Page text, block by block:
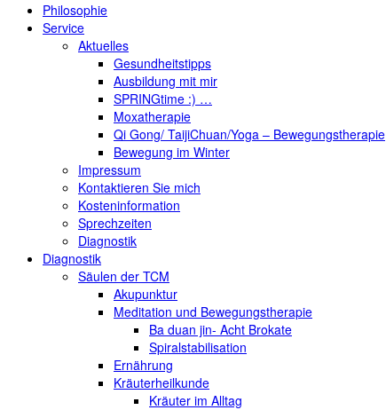
Philosophie
Service
Aktuelles
Gesundheitstipps
Ausbildung mit mir
SPRINGtime :) …
Moxatherapie
Qi Gong/ TaijiChuan/Yoga – Bewegungstherapie
Bewegung im Winter
Impressum
Kontaktieren Sie mich
Kosteninformation
Sprechzeiten
Diagnostik
Diagnostik
Säulen der TCM
Akupunktur
Meditation und Bewegungstherapie
Ba duan jin- Acht Brokate
Spiralstabilisation
Ernährung
Kräuterheilkunde
Kräuter im Alltag